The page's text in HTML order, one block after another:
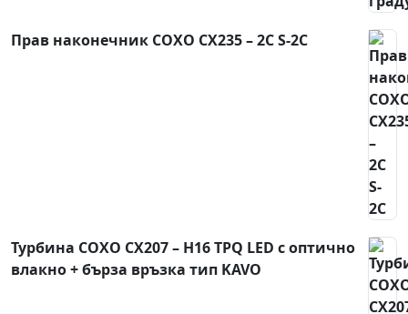
Прав наконечник COXO CX235 – 2C S-2C
Турбина COXO CX207 – H16 TPQ LED с оптично
влакно + бърза връзка тип KAVO